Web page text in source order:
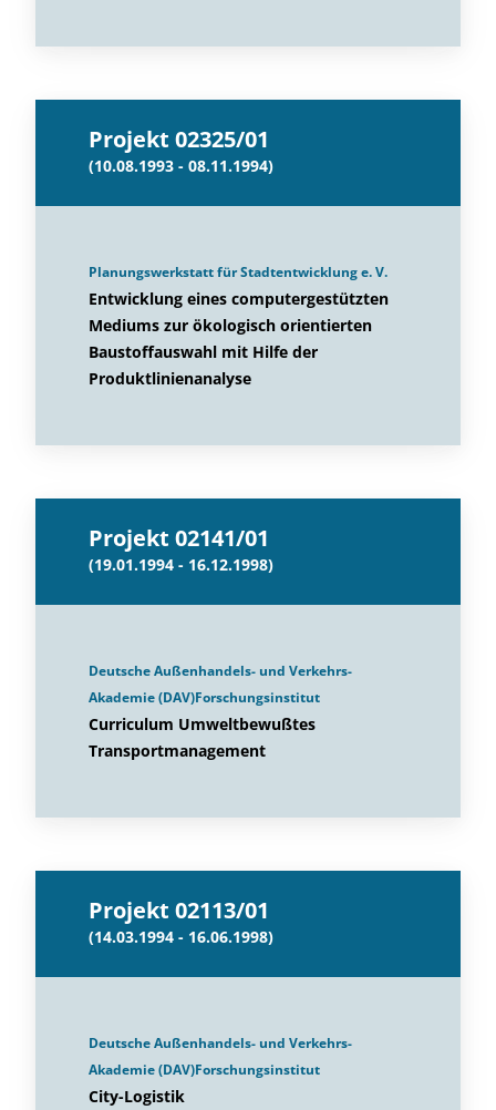
Projekt 02325/01
(10.08.1993 - 08.11.1994)
Planungswerkstatt für Stadtentwicklung e. V.
Entwicklung eines computergestützten
Mediums zur ökologisch orientierten
Baustoffauswahl mit Hilfe der
Produktlinienanalyse
Projekt 02141/01
(19.01.1994 - 16.12.1998)
Deutsche Außenhandels- und Verkehrs-
Akademie (DAV)Forschungsinstitut
Curriculum Umweltbewußtes
Transportmanagement
Projekt 02113/01
(14.03.1994 - 16.06.1998)
Deutsche Außenhandels- und Verkehrs-
Akademie (DAV)Forschungsinstitut
City-Logistik